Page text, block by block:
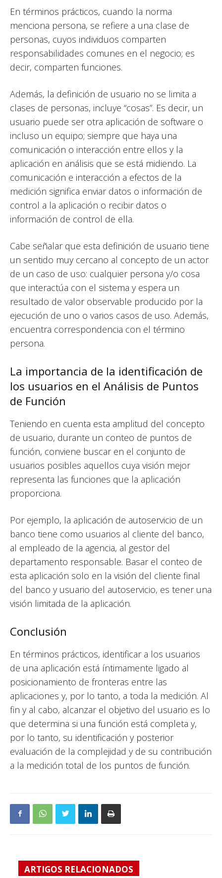
En términos prácticos, cuando la norma
menciona persona, se refiere a una clase de
personas, cuyos individuos comparten
responsabilidades comunes en el negocio; es
decir, comparten funciones.
Además, la definición de usuario no se limita a
clases de personas, incluye “cosas”. Es decir, un
usuario puede ser otra aplicación de software o
incluso un equipo; siempre que haya una
comunicación o interacción entre ellos y la
aplicación en análisis que se está midiendo. La
comunicación e interacción a efectos de la
medición significa enviar datos o información de
control a la aplicación o recibir datos o
información de control de ella.
Cabe señalar que esta definición de usuario tiene
un sentido muy cercano al concepto de un actor
de un caso de uso: cualquier persona y/o cosa
que interactúa con el sistema y espera un
resultado de valor observable producido por la
ejecución de uno o varios casos de uso. Además,
encuentra correspondencia con el término
persona.
La importancia de la identificación de
los usuarios en el Análisis de Puntos
de Función
Teniendo en cuenta esta amplitud del concepto
de usuario, durante un conteo de puntos de
función, conviene buscar en el conjunto de
usuarios posibles aquellos cuya visión mejor
representa las funciones que la aplicación
proporciona.
Por ejemplo, la aplicación de autoservicio de un
banco tiene como usuarios al cliente del banco,
al empleado de la agencia, al gestor del
departamento responsable. Basar el conteo de
esta aplicación solo en la visión del cliente final
del banco y usuario del autoservicio, es tener una
visión limitada de la aplicación.
Conclusión
En términos prácticos, identificar a los usuarios
de una aplicación está íntimamente ligado al
posicionamiento de fronteras entre las
aplicaciones y, por lo tanto, a toda la medición. Al
fin y al cabo, alcanzar el objetivo del usuario es lo
que determina si una función está completa y,
por lo tanto, su identificación y posterior
evaluación de la complejidad y de su contribución
a la medición total de los puntos de función.
ARTIGOS RELACIONADOS